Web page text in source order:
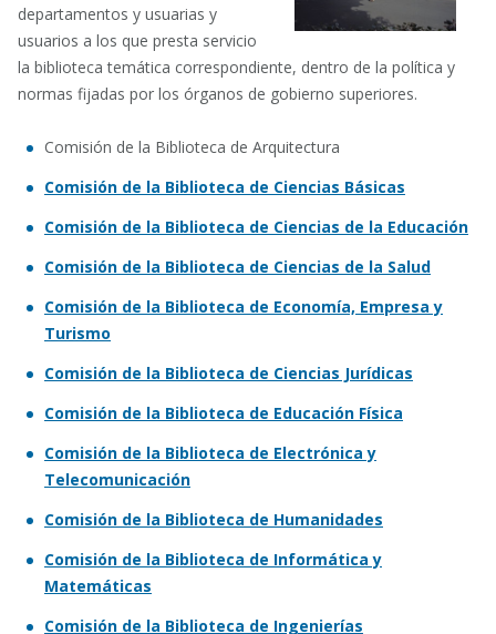
departamentos y usuarias y
usuarios a los que presta servicio
la biblioteca temática correspondiente, dentro de la política y
normas fijadas por los órganos de gobierno superiores.
Comisión de la Biblioteca de Arquitectura
Comisión de la Biblioteca de Ciencias Básicas
Comisión de la Biblioteca de Ciencias de la Educación
Comisión de la Biblioteca de Ciencias de la Salud
Comisión de la Biblioteca de Economía, Empresa y
Turismo
Comisión de la Biblioteca de Ciencias Jurídicas
Comisión de la Biblioteca de Educación Física
Comisión de la Biblioteca de Electrónica y
Telecomunicación
Comisión de la Biblioteca de Humanidades
Comisión de la Biblioteca de Informática y
Matemáticas
Comisión de la Biblioteca de Ingenierías